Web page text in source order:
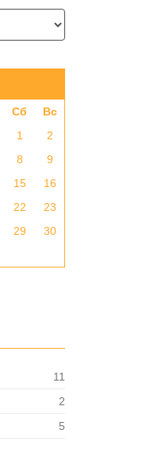
Сб
Вс
1
2
8
9
15
16
22
23
29
30
11
2
5